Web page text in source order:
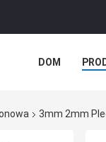
DOM
3mm 2mm